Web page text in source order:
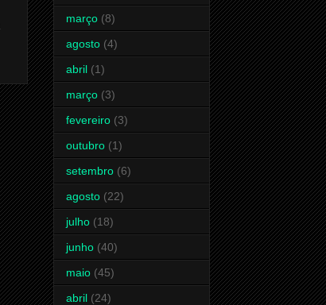
março (8)
agosto (4)
abril (1)
março (3)
fevereiro (3)
outubro (1)
setembro (6)
agosto (22)
julho (18)
junho (40)
maio (45)
abril (24)